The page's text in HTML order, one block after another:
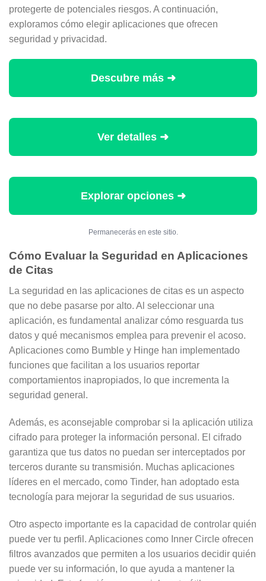
protegerte de potenciales riesgos. A continuación,
exploramos cómo elegir aplicaciones que ofrecen
seguridad y privacidad.
Descubre más ➜
Ver detalles ➜
Explorar opciones ➜
Permanecerás en este sitio.
Cómo Evaluar la Seguridad en Aplicaciones
de Citas
La seguridad en las aplicaciones de citas es un aspecto
que no debe pasarse por alto. Al seleccionar una
aplicación, es fundamental analizar cómo resguarda tus
datos y qué mecanismos emplea para prevenir el acoso.
Aplicaciones como Bumble y Hinge han implementado
funciones que facilitan a los usuarios reportar
comportamientos inapropiados, lo que incrementa la
seguridad general.
Además, es aconsejable comprobar si la aplicación utiliza
cifrado para proteger la información personal. El cifrado
garantiza que tus datos no puedan ser interceptados por
terceros durante su transmisión. Muchas aplicaciones
líderes en el mercado, como Tinder, han adoptado esta
tecnología para mejorar la seguridad de sus usuarios.
Otro aspecto importante es la capacidad de controlar quién
puede ver tu perfil. Aplicaciones como Inner Circle ofrecen
filtros avanzados que permiten a los usuarios decidir quién
puede ver su información, lo que ayuda a mantener la